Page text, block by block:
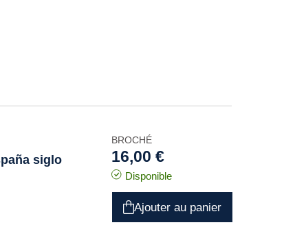
siglo
BROCHÉ
16,00 €
Disponible
Ajouter au panier